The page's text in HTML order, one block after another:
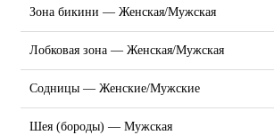
Зона бикини — Женская/Мужская
Лобковая зона — Женская/Мужская
Содницы — Женские/Мужские
Шея (бороды) — Мужская